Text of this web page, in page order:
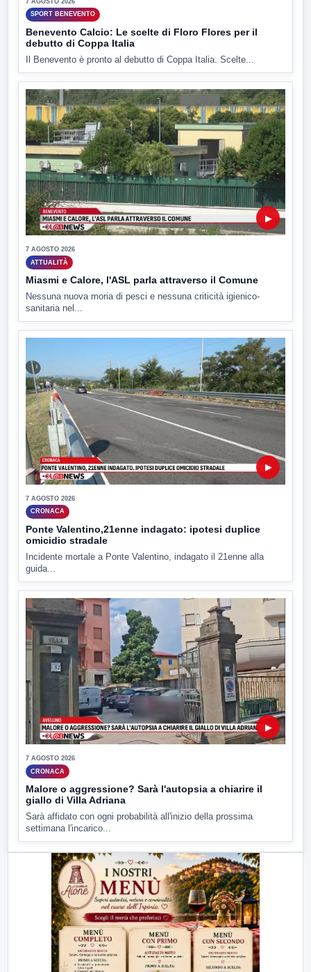
SPORT BENEVENTO
Benevento Calcio: Le scelte di Floro Flores per il
debutto di Coppa Italia
Il Benevento è pronto al debutto di Coppa Italia. Scelte...
▶
7 AGOSTO 2026
ATTUALITÀ
Miasmi e Calore, l'ASL parla attraverso il Comune
Nessuna nuova moria di pesci e nessuna criticità igienico-
sanitaria nel...
▶
7 AGOSTO 2026
CRONACA
Ponte Valentino,21enne indagato: ipotesi duplice
omicidio stradale
Incidente mortale a Ponte Valentino, indagato il 21enne alla
guida...
▶
7 AGOSTO 2026
CRONACA
Malore o aggressione? Sarà l'autopsia a chiarire il
giallo di Villa Adriana
Sarà affidato con ogni probabilità all'inizio della prossima
settimana l'incarico...